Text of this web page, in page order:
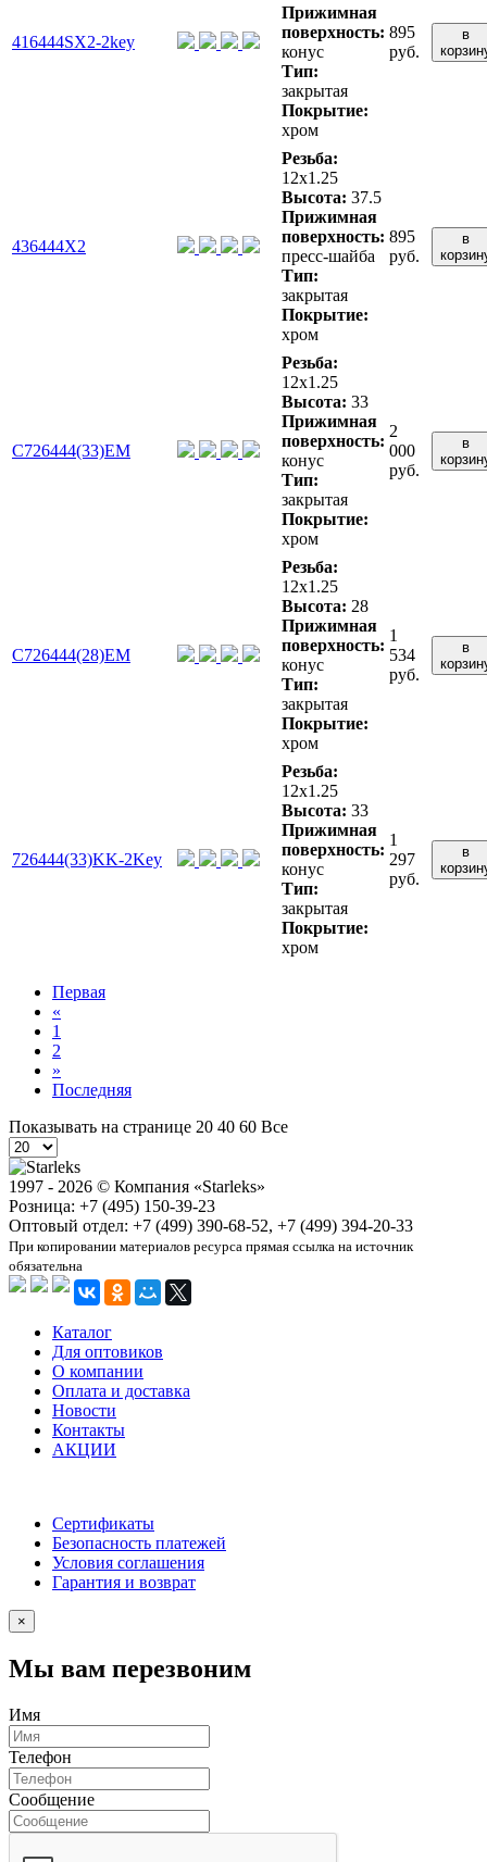
416444SX2-2key
Прижимная
поверхность:
конус
Тип:
закрытая
Покрытие:
хром
895
руб.
в
436444X2
Резьба:
12x1.25
Высота: 37.5
Прижимная
поверхность:
пресс-шайба
Тип:
закрытая
Покрытие:
хром
895
руб.
в
C726444(33)EM
Резьба:
12x1.25
Высота: 33
Прижимная
поверхность:
конус
Тип:
закрытая
Покрытие:
хром
2
000
руб.
в
C726444(28)EM
Резьба:
12x1.25
Высота: 28
Прижимная
поверхность:
конус
Тип:
закрытая
Покрытие:
хром
1
534
руб.
в
726444(33)KK-2Key
Резьба:
12x1.25
Высота: 33
Прижимная
поверхность:
конус
Тип:
закрытая
Покрытие:
хром
1
297
руб.
в
Первая
«
1
2
»
Последняя
Показывать на странице 20 40 60 Все
1997 - 2026 © Компания «Starleks»
Розница: +7 (495) 150-39-23
Оптовый отдел: +7 (499) 390-68-52, +7 (499) 394-20-33
При копировании материалов ресурса прямая ссылка на источник
обязательна
Каталог
Для оптовиков
О компании
Оплата и доставка
Новости
Контакты
АКЦИИ
Сертификаты
Безопасность платежей
Условия соглашения
Гарантия и возврат
×
Мы вам перезвоним
Имя
Телефон
Сообщение